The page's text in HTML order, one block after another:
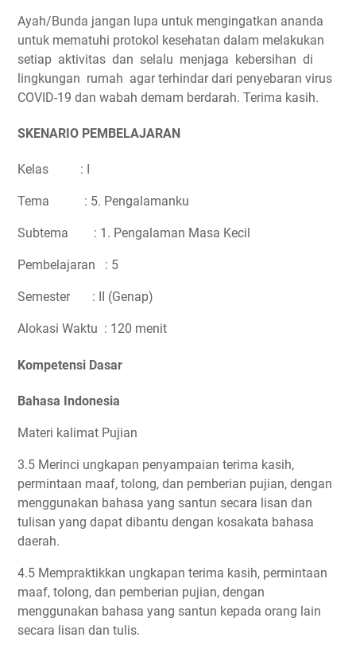
Ayah/Bunda jangan lupa untuk mengingatkan ananda
untuk mematuhi protokol kesehatan dalam melakukan
setiap aktivitas dan selalu menjaga kebersihan di
lingkungan rumah agar terhindar dari penyebaran virus
COVID-19 dan wabah demam berdarah. Terima kasih.
SKENARIO PEMBELAJARAN
Kelas : I
Tema : 5. Pengalamanku
Subtema : 1. Pengalaman Masa Kecil
Pembelajaran : 5
Semester : II (Genap)
Alokasi Waktu : 120 menit
Kompetensi Dasar
Bahasa Indonesia
Materi kalimat Pujian
3.5 Merinci ungkapan penyampaian terima kasih,
permintaan maaf, tolong, dan pemberian pujian, dengan
menggunakan bahasa yang santun secara lisan dan
tulisan yang dapat dibantu dengan kosakata bahasa
daerah.
4.5 Mempraktikkan ungkapan terima kasih, permintaan
maaf, tolong, dan pemberian pujian, dengan
menggunakan bahasa yang santun kepada orang lain
secara lisan dan tulis.